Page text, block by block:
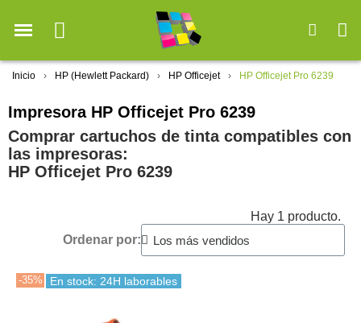
Inicio HP (Hewlett Packard) HP Officejet HP Officejet Pro 6239
Impresora HP Officejet Pro 6239
Comprar cartuchos de tinta compatibles con
las impresoras:
HP Officejet Pro 6239
Hay 1 producto.
Ordenar por:
-35% En stock: 24H laborables